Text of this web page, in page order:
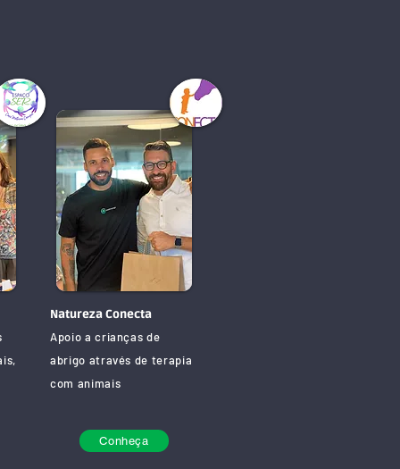
Natureza Conecta
Apoio a crianças de
abrigo através de terapia
com animais
Conheça